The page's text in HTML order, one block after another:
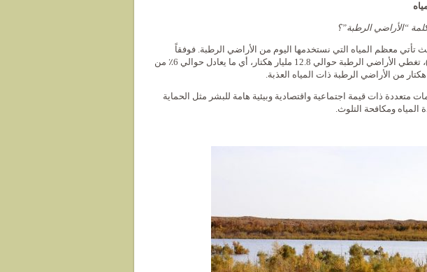
“الأراضي الرطبة”؟
تأتي معظم المياه التي نستخدمها اليوم من الأراضي الرطبة. فوفقاً
للمركز العالمي لرصد حفظ البيئة (UNEP / WCMC)، تغطي الأراضي الرطبة حوالي 12.8 مليار هكتار، أي ما يعادل حوالي 6٪ من
متعددة ذات قيمة اجتماعية واقتصادية وبيئية هامة للبشر مثل الحماية
ومكافحة التلوث.